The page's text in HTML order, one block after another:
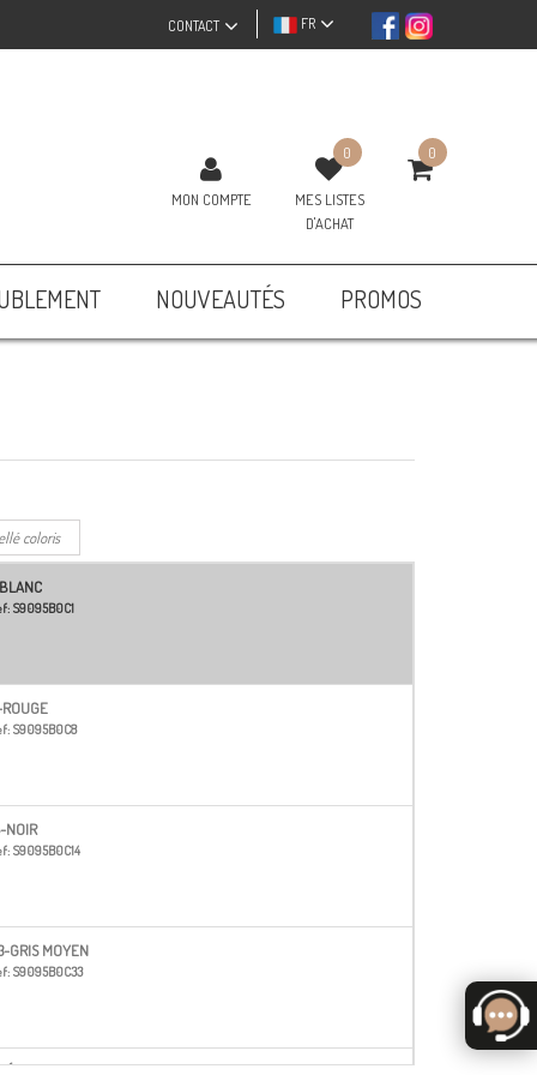
FR
CONTACT
MON COMPTE
0
MES LISTES
D'ACHAT
0
NOUVEAUTÉS PROMOS
S9095B0C1
S9095B0C8
NOIR
S9095B0C14
GRIS MOYEN
S9095B0C33